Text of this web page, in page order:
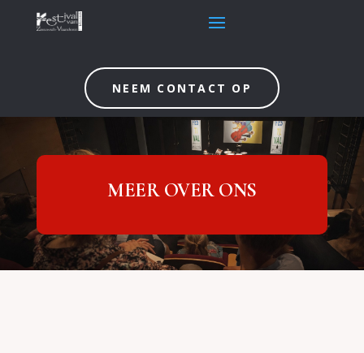
NEEM CONTACT OP
MEER OVER ONS